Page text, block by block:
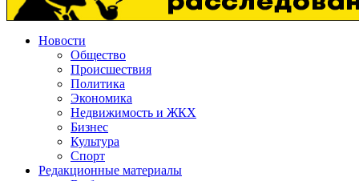
Новости
Общество
Происшествия
Политика
Экономика
Недвижимость и ЖКХ
Бизнес
Культура
Спорт
Редакционные материалы